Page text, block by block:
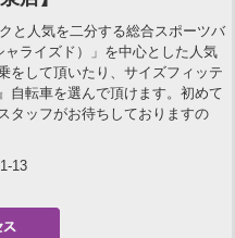
と人気を二分する総合スポーツバ
ライズド）」を中心とした人気
をして頂いたり、サイズフィッテ
自転車を選んで頂けます。初めて
タッフがお待ちしておりますの
13